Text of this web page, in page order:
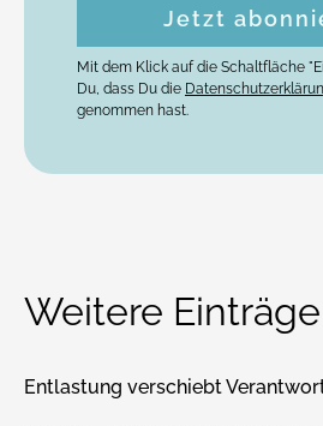
Mit dem Klick auf die Schaltfläche
Du, dass Du die
genommen hast.
Weitere Einträge
Entlastung verschiebt